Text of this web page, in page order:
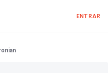
ENTRAR